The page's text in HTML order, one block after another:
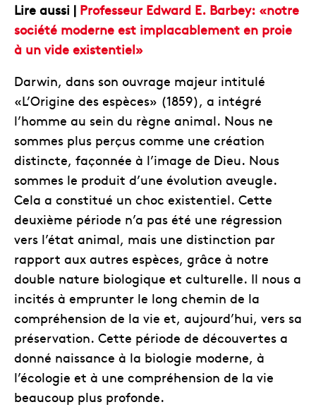
Lire aussi | Professeur Edward E. Barbey: «notre
société moderne est implacablement en proie
à un vide existentiel»
Darwin, dans son ouvrage majeur intitulé
«L’Origine des espèces» (1859), a intégré
l’homme au sein du règne animal. Nous ne
sommes plus perçus comme une création
distincte, façonnée à l’image de Dieu. Nous
sommes le produit d’une évolution aveugle.
Cela a constitué un choc existentiel. Cette
deuxième période n’a pas été une régression
vers l’état animal, mais une distinction par
rapport aux autres espèces, grâce à notre
double nature biologique et culturelle. Il nous a
incités à emprunter le long chemin de la
compréhension de la vie et, aujourd’hui, vers sa
préservation. Cette période de découvertes a
donné naissance à la biologie moderne, à
l’écologie et à une compréhension de la vie
beaucoup plus profonde.